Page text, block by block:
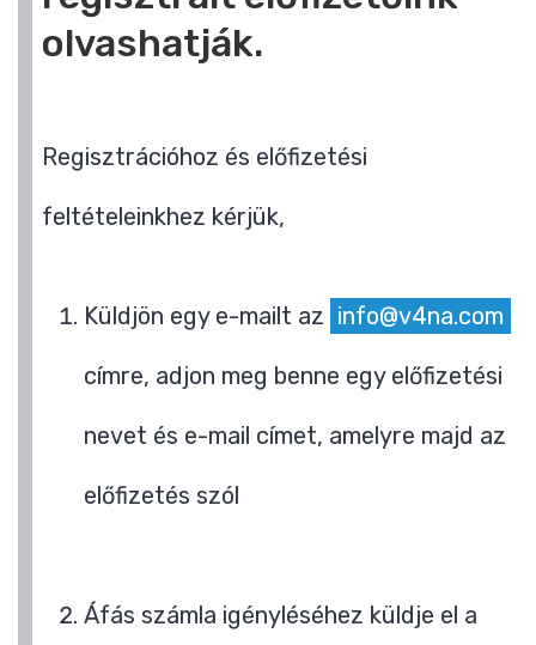
olvashatják.
Regisztrációhoz és előfizetési
feltételeinkhez kérjük,
Küldjön egy e-mailt az info@v4na.com
címre, adjon meg benne egy előfizetési
nevet és e-mail címet, amelyre majd az
előfizetés szól
Áfás számla igényléséhez küldje el a